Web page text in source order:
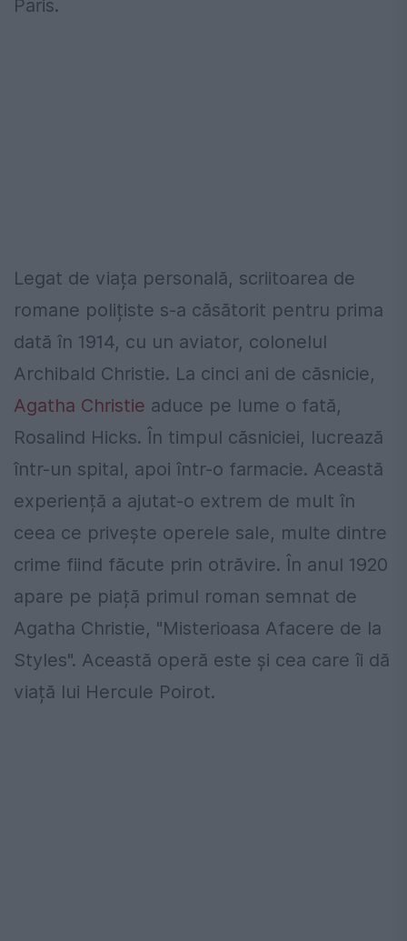
Paris.
Legat de viața personală, scriitoarea de
romane polițiste s-a căsătorit pentru prima
dată în 1914, cu un aviator, colonelul
Archibald Christie. La cinci ani de căsnicie,
Agatha Christie aduce pe lume o fată,
Rosalind Hicks. În timpul căsniciei, lucrează
într-un spital, apoi într-o farmacie. Această
experiență a ajutat-o extrem de mult în
ceea ce privește operele sale, multe dintre
crime fiind făcute prin otrăvire. În anul 1920
apare pe piață primul roman semnat de
Agatha Christie, "Misterioasa Afacere de la
Styles". Această operă este și cea care îi dă
viață lui Hercule Poirot.